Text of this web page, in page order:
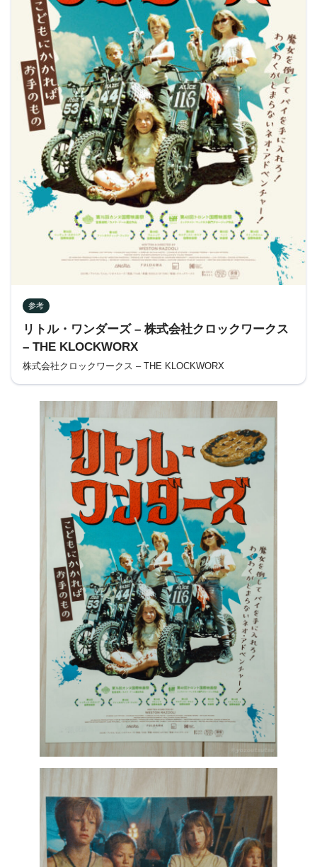
参考
リトル・ワンダーズ – 株式会社クロックワークス
– THE KLOCKWORX
株式会社クロックワークス – THE KLOCKWORX